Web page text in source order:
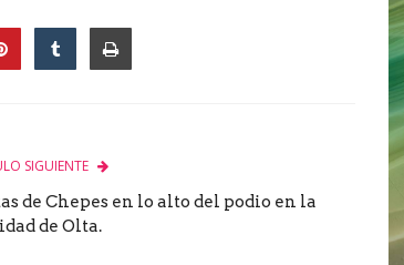
SIGUIENTE
de Chepes en lo alto del podio en la
de Olta.